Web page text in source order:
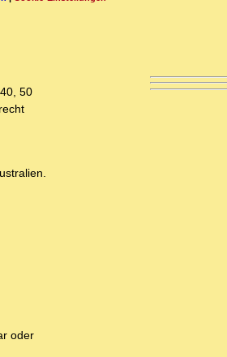
50
oder